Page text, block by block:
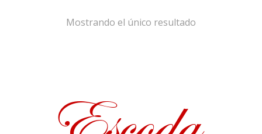
Mostrando el único resultado